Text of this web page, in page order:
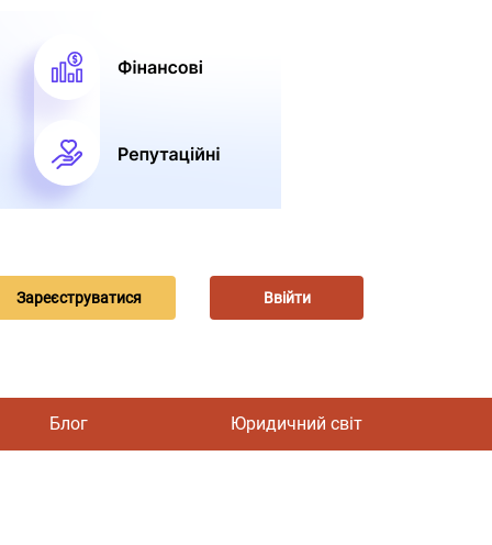
Зареєструватися Ввійти
Блог Юридичний світ